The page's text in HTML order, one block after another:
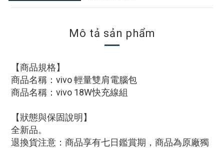
Mô tả sản phẩm
【商品規格】
商品名稱：vivo 輕量雙肩電腦包
商品名稱：vivo 18W快充線組
【狀態與保固說明】
全新品。
退換貨注意：商品享有七日鑑賞期，商品為原廠獨